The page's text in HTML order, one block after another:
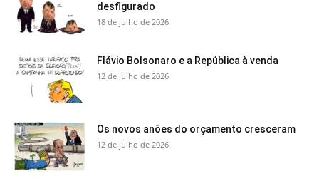
desfigurado
18 de julho de 2026
Flávio Bolsonaro e a República à venda
12 de julho de 2026
Os novos anões do orçamento cresceram
12 de julho de 2026